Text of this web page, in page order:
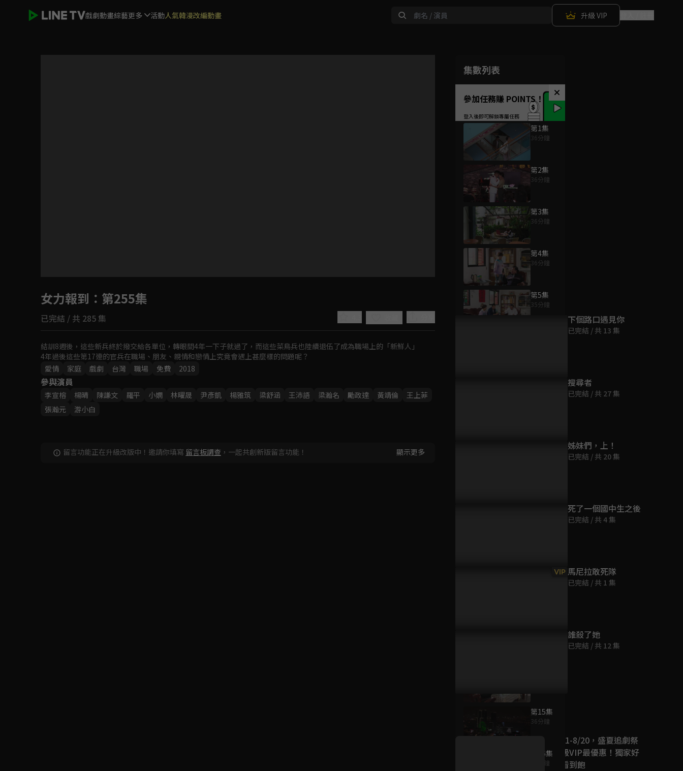
戲劇動畫綜藝更多 活動人氣韓漫改編動畫 升級 VIP
Play
如有不便請見諒
回首頁
集數列表
參加任務賺 POINTS！
第1集
36分鐘
第2集
36分鐘
第3集
36分鐘
第4集
36分鐘
第5集
35分鐘
第15集
36分鐘
第16集
36分鐘
女力報到 ：第255集
已完結 / 共 285 集
結訓8週後，這些新兵終於撥交給各單位，轉眼間4年一下子就過了，而這些菜鳥兵也陸續退伍了成為職場上的「新鮮人」
4年過後這些第17連的官兵在職場、朋友、親情和戀情上究竟會遇上甚麼樣的問題呢？
愛情
家庭 戲劇 台灣 職場 免費 2018
參與演員
李宣榕 楊晴 ‬陳謙文 羅平 小嫻 林曜晟 尹彥凱 楊雅筑 梁舒涵 王沛語 梁瀚名 勵政達 黃靖倫
王上菲
張瀚元
游小白
留言功能正在升級改版中！邀請你填寫 留言板調查 ，一起共創新版留言功能！ 顯示更多
為您推薦
下個路口遇見你
已完結 / 共 13 集
搜尋者
已完結 / 共 27 集
姊妹們，上！
已完結 / 共 20 集
死了一個國中生之後
已完結 / 共 4 集
VIP 馬尼拉敢死隊
已完結 / 共 1 集
誰殺了她
已完結 / 共 12 集
好康資訊
7/21-8/20，盛夏追劇祭
升級VIP最優惠！獨家好
戲看到飽